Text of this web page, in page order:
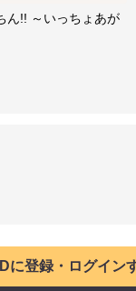
ん!! ～いっちょあが
に登録・ログイン